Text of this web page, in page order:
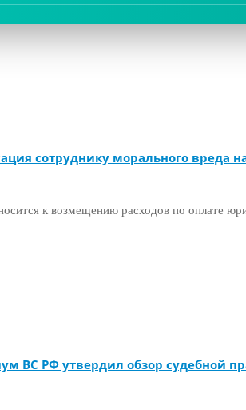
сотруднику морального вреда
к возмещению расходов по оплате
ВС РФ утвердил обзор судебной